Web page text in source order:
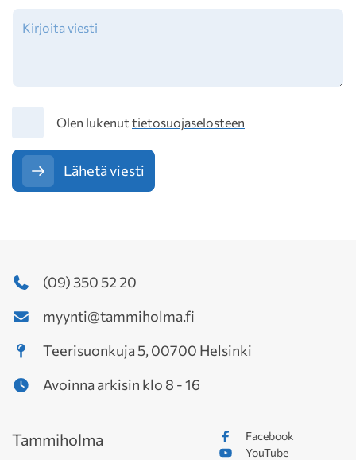
TietosuojaOlen lukenut tietosuojaselosteen
Lähetä viesti
(09) 350 52 20
myynti@tammiholma.fi
Teerisuonkuja 5, 00700 Helsinki
Avoinna arkisin klo 8 - 16
Facebook
YouTube
Tammiholma